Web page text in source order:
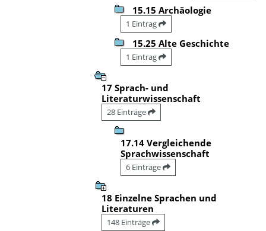
15.15 Archäologie
1 Eintrag
15.25 Alte Geschichte
1 Eintrag
17 Sprach- und
Literaturwissenschaft
28 Einträge
17.14 Vergleichende
Sprachwissenschaft
6 Einträge
18 Einzelne Sprachen und
Literaturen
148 Einträge